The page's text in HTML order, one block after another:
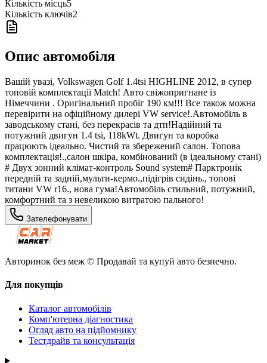
Кількість місць5
Кількість ключів2
Опис автомобіля
Вашій увазі, Volkswagen Golf 1.4tsi HIGHLINE 2012, в супер
топовій комплектації Match! Авто свіжопригнане із
Німеччини . Oригінальний пробіг 190 км!!! Все також можна
перевірити на офіційному дилері VW service!.Автомобіль в
заводському стані, без перекрасів та дтп!Надійний та
потужний двигун 1.4 tsi, 118kWt. Двигун та коробка
працюють ідеально. Чистий та збережений салон. Топова
комплектація!.,салон шкіра, комбінований (в ідеальному стані)
# Двух зонний клімат-контроль Sound system# Парктронік
передній та задній,мульти-кермо.,підігрів сидінь., топові
титани VW r16., нова гума!Автомобіль стильний, потужний,
комфортний та з невеликою витратою пального!
Зателефонувати
Авторинок без меж © Продавай та купуй авто безпечно.
Для покупців
Каталог автомобілів
Комп'ютерна діагностика
Огляд авто на підйомнику
Тестдрайв та консультація